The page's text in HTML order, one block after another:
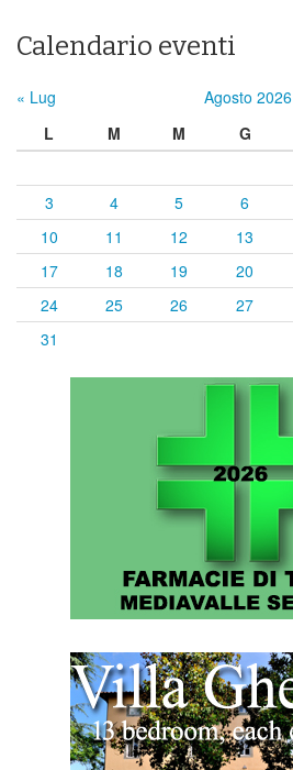
Calendario eventi
« Lug Agosto 2026
L
M M G
3
4 5 6
10
11 12 13
17
18 19 20
24
25 26 27
31